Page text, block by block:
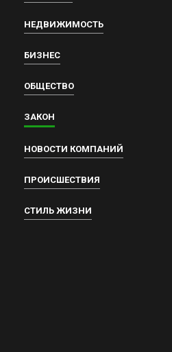
НЕДВИЖИМОСТЬ
БИЗНЕС
ОБЩЕСТВО
ЗАКОН
НОВОСТИ КОМПАНИЙ
ПРОИСШЕСТВИЯ
СТИЛЬ ЖИЗНИ